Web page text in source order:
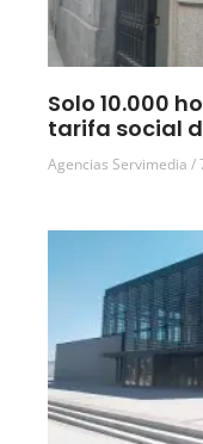
Solo 10.000
tarifa social
Agencias Servimedia